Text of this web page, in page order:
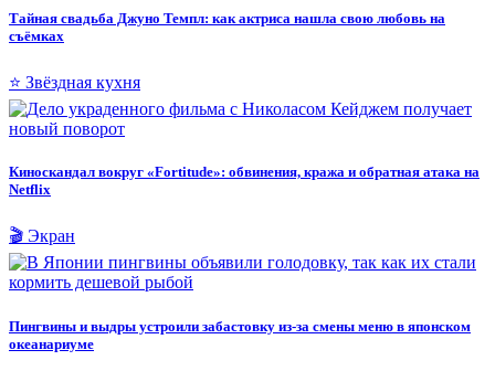
Тайная свадьба Джуно Темпл: как актриса нашла свою любовь на
съёмках
⭐ Звёздная кухня
Киноскандал вокруг «Fortitude»: обвинения, кража и обратная атака на
Netflix
🎬 Экран
Пингвины и выдры устроили забастовку из-за смены меню в японском
океанариуме